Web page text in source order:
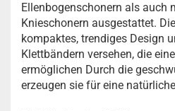
Ellenbogenschonern als auch
Knieschonern ausgestattet.
kompaktes, trendiges Design
Klettbändern versehen, die
ermöglichen Durch die
erzeugen sie für eine